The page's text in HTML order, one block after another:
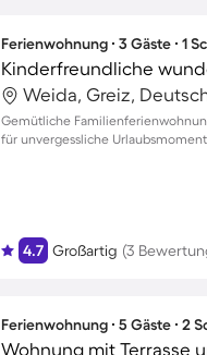
Ferienwohnung ∙ 3 Gäste ∙ 1
Weida, Greiz,
Gemütliche
für unvergessliche
4.7 Großartig (3
Ferienwohnung ∙ 5 Gäste ∙ 2